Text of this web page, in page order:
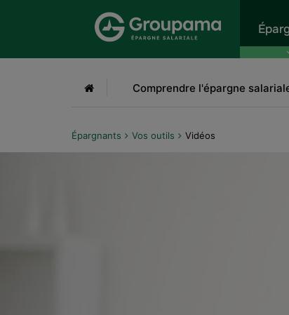
Aller au menu Aller à la recherche
Accueil Comprendre l'épargne
Épargnants Vos outils Vidéos